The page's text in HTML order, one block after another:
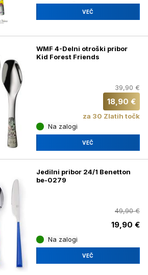
VEČ
WMF 4-Delni otroški pribor
Kid Forest Friends
39,90 €
18,90 €
za 30 Zlatih točk
Na zalogi
VEČ
Jedilni pribor 24/1 Benetton
be-0279
49,90 €
19,90 €
Na zalogi
VEČ